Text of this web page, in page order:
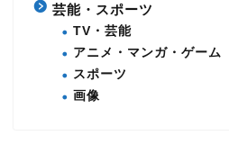
芸能・スポーツ
TV・芸能
アニメ・マンガ・ゲーム
スポーツ
画像